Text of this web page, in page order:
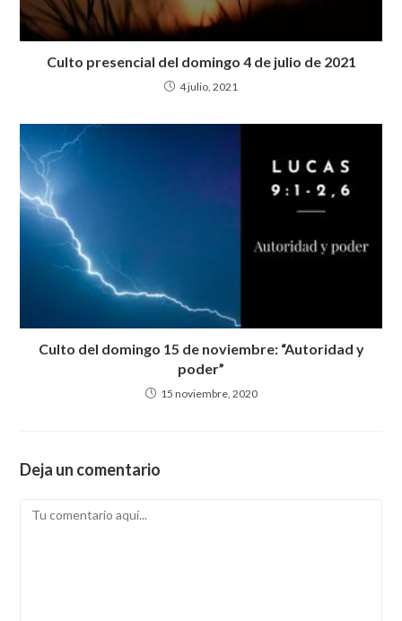
Culto presencial del domingo 4 de julio de 2021
4 julio, 2021
Culto del domingo 15 de noviembre: “Autoridad y
poder”
15 noviembre, 2020
Deja un comentario
Comentario